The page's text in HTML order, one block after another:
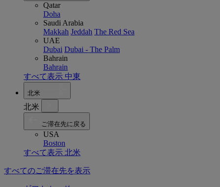
Qatar
Doha
Saudi Arabia
Makkah Jeddah The Red Sea
UAE
Dubai Dubai - The Palm
Bahrain
Bahrain
すべて表示 中東
北米
北米
ご滞在先に戻る
USA
Boston
すべて表示 北米
すべてのご滞在先を表示